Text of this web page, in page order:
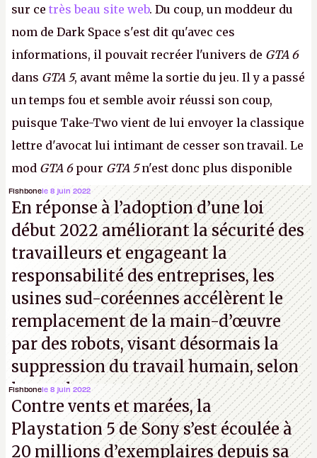
sur ce très beau site web. Du coup, un moddeur du
nom de Dark Space s'est dit qu'avec ces
informations, il pouvait recréer l'univers de GTA 6
dans GTA 5, avant même la sortie du jeu. Il y a passé
un temps fou et semble avoir réussi son coup,
puisque Take-Two vient de lui envoyer la classique
lettre d'avocat lui intimant de cesser son travail. Le
mod GTA 6pour GTA 5n'est donc plus disponible
au téléchargement. Vous pouvez encore en voir
quelques bribes surcette vidéo YouTube.A.
Fishbonele 8 juin 2022
En réponse à l’adoption d’une loi
début 2022 améliorant la sécurité des
travailleurs et engageant la
responsabilité des entreprises, les
usines sud-coréennes accélèrent le
remplacement de la main-d’œuvre
par des robots, visant désormais la
suppression du travail humain, selon
les analystes.
Fishbonele 8 juin 2022
Contre vents et marées, la
Playstation 5 de Sony s’est écoulée à
20 millions d’exemplaires depuis sa